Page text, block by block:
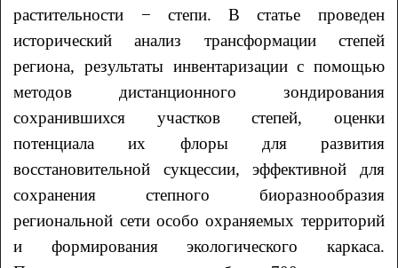
растительности − степи. В статье проведен
исторический анализ трансформации степей
региона, результаты инвентаризации с помощью
методов дистанционного зондирования
сохранившихся участков степей, оценки
потенциала их флоры для развития
восстановительной сукцессии, эффективной для
сохранения степного биоразнообразия
региональной сети особо охраняемых территорий
и формирования экологического каркаса.